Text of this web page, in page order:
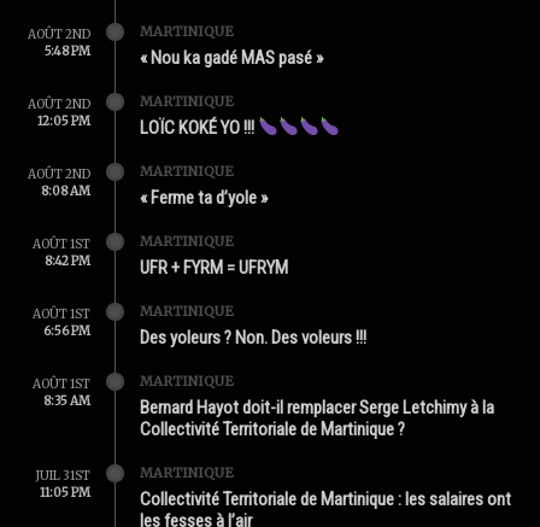
AOÛT 2ND
5:48 PM
MARTINIQUE
« Nou ka gadé MAS pasé »
AOÛT 2ND
12:05 PM
MARTINIQUE
LOÏC KOKÉ YO !!!
AOÛT 2ND
8:08 AM
MARTINIQUE
« Ferme ta d’yole »
AOÛT 1ST
8:42 PM
MARTINIQUE
UFR + FYRM = UFRYM
AOÛT 1ST
6:56 PM
MARTINIQUE
Des yoleurs ? Non. Des voleurs !!!
AOÛT 1ST
8:35 AM
MARTINIQUE
Bernard Hayot doit-il remplacer Serge Letchimy à la
Collectivité Territoriale de Martinique ?
JUIL 31ST
11:05 PM
MARTINIQUE
Collectivité Territoriale de Martinique : les salaires ont
les fesses à l’air